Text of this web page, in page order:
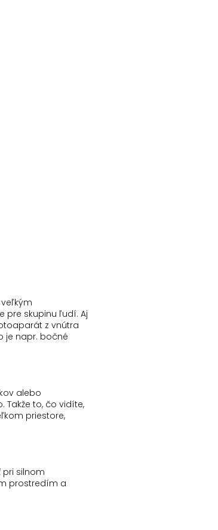
pre skupinu ľudí. Aj
z vnútra
je napr. bočné
alebo
Takže to, čo vidíte,
priestore,
silnom
prostredím a